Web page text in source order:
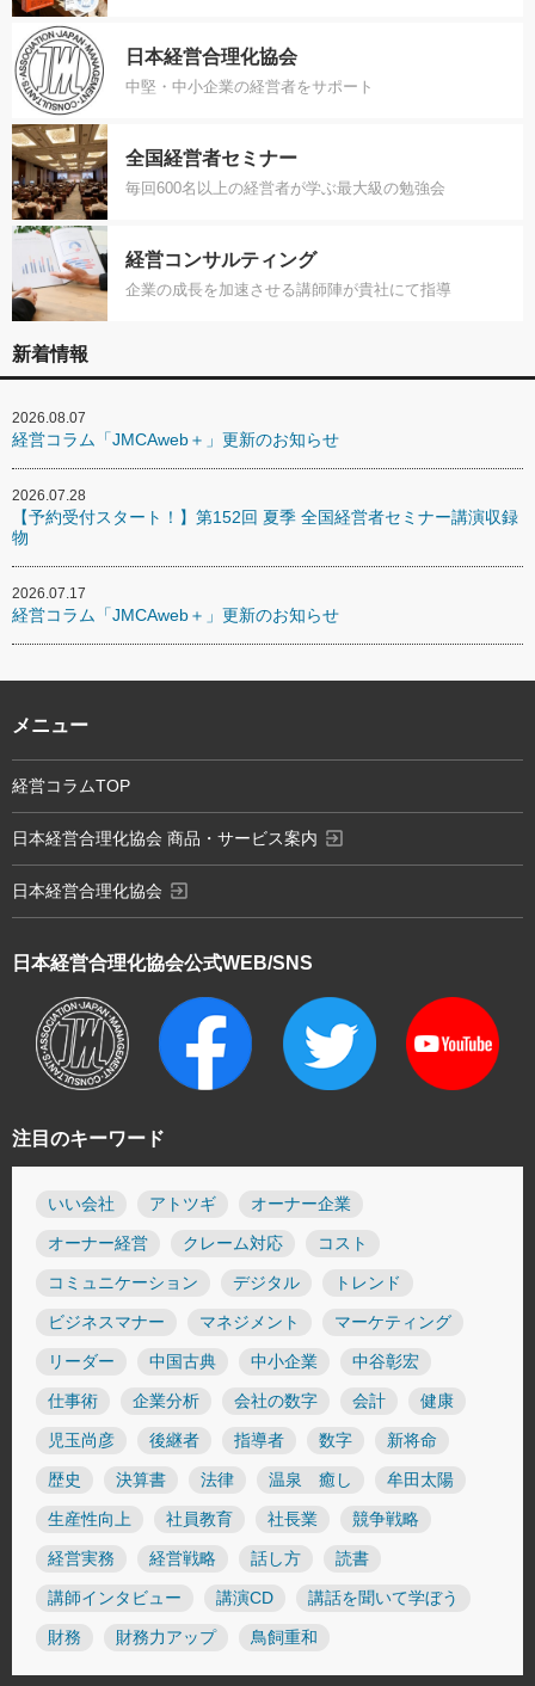
日本経営合理化協会
中堅・中小企業の経営者をサポート
全国経営者セミナー
毎回600名以上の経営者が学ぶ最大級の勉強会
経営コンサルティング
企業の成長を加速させる講師陣が貴社にて指導
新着情報
2026.08.07
経営コラム「JMCAweb＋」更新のお知らせ
2026.07.28
【予約受付スタート！】第152回 夏季 全国経営者セミナー講演収録
物
2026.07.17
経営コラム「JMCAweb＋」更新のお知らせ
注目のキーワード
いい会社 アトツギ オーナー企業
オーナー経営 クレーム対応 コスト
コミュニケーション デジタル トレンド
ビジネスマナー マネジメント マーケティング
リーダー 中国古典 中小企業 中谷彰宏
仕事術 企業分析 会社の数字 会計 健康
児玉尚彦 後継者 指導者 数字 新将命
歴史 決算書 法律 温泉 癒し 牟田太陽
生産性向上 社員教育 社長業 競争戦略
経営実務 経営戦略 話し方 読書
講師インタビュー 講演CD 講話を聞いて学ぼう
財務 財務力アップ 鳥飼重和
日本経営合理化協会公式WEB/SNS
メニュー
経営コラムTOP
日本経営合理化協会 商品・サービス案内 exit_to_app
日本経営合理化協会 exit_to_app